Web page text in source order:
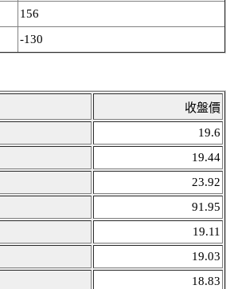
156
-130
收盤價
19.6
19.44
23.92
91.95
19.11
19.03
18.83